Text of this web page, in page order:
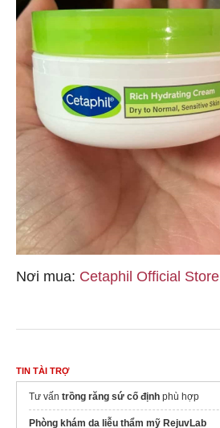
Nơi mua: Cetaphil Official Store
TIN TÀI TRỢ
Tư vấn trồng răng sứ cố định phù hợp
Phòng khám da liễu thẩm mỹ RejuvLab